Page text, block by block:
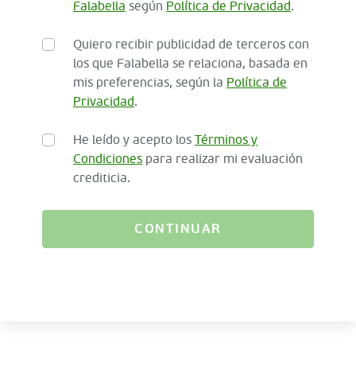
Falabella según Política de Privacidad.
Quiero recibir publicidad de terceros con
los que Falabella se relaciona, basada en
mis preferencias, según la Política de
Privacidad.
He leído y acepto los Términos y
Condiciones para realizar mi evaluación
crediticia.
CONTINUAR